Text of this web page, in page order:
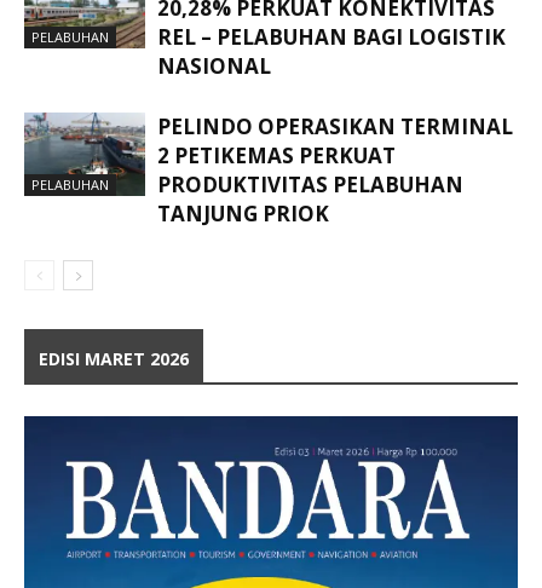
PELABUHAN
20,28% PERKUAT KONEKTIVITAS
REL – PELABUHAN BAGI LOGISTIK
NASIONAL
PELABUHAN
PELINDO OPERASIKAN TERMINAL
2 PETIKEMAS PERKUAT
PRODUKTIVITAS PELABUHAN
TANJUNG PRIOK
EDISI MARET 2026